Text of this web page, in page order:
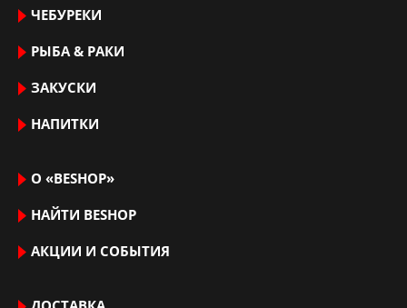
ЧЕБУРЕКИ
РЫБА & РАКИ
ЗАКУСКИ
НАПИТКИ
О «BESHOP»
НАЙТИ ВЕSHOP
АКЦИИ И СОБЫТИЯ